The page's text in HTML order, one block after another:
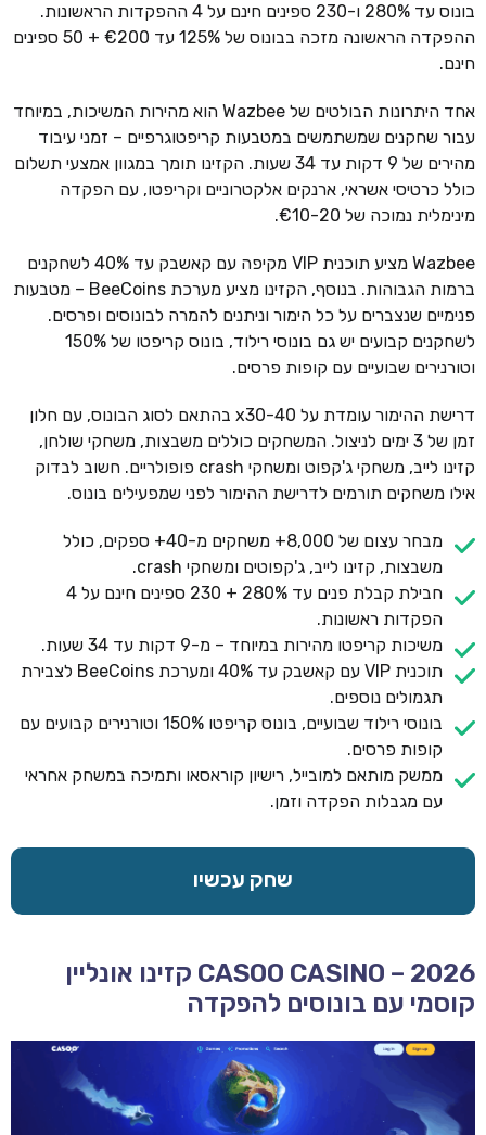
בונוס עד 280% ו-230 ספינים חינם על 4 ההפקדות הראשונות.
ההפקדה הראשונה מזכה בבונוס של 125% עד €200 + 50 ספינים
חינם.
אחד היתרונות הבולטים של Wazbee הוא מהירות המשיכות, במיוחד
עבור שחקנים שמשתמשים במטבעות קריפטוגרפיים – זמני עיבוד
מהירים של 9 דקות עד 34 שעות. הקזינו תומך במגוון אמצעי תשלום
כולל כרטיסי אשראי, ארנקים אלקטרוניים וקריפטו, עם הפקדה
מינימלית נמוכה של €10-20.
Wazbee מציע תוכנית VIP מקיפה עם קאשבק עד 40% לשחקנים
ברמות הגבוהות. בנוסף, הקזינו מציע מערכת BeeCoins – מטבעות
פנימיים שנצברים על כל הימור וניתנים להמרה לבונוסים ופרסים.
לשחקנים קבועים יש גם בונוסי רילוד, בונוס קריפטו של 150%
וטורנירים שבועיים עם קופות פרסים.
דרישת ההימור עומדת על x30-40 בהתאם לסוג הבונוס, עם חלון
זמן של 3 ימים לניצול. המשחקים כוללים משבצות, משחקי שולחן,
קזינו לייב, משחקי ג'קפוט ומשחקי crash פופולריים. חשוב לבדוק
אילו משחקים תורמים לדרישת ההימור לפני שמפעילים בונוס.
מבחר עצום של 8,000+ משחקים מ-40+ ספקים, כולל
משבצות, קזינו לייב, ג'קפוטים ומשחקי crash.
חבילת קבלת פנים עד 280% + 230 ספינים חינם על 4
הפקדות ראשונות.
משיכות קריפטו מהירות במיוחד – מ-9 דקות עד 34 שעות.
תוכנית VIP עם קאשבק עד 40% ומערכת BeeCoins לצבירת
תגמולים נוספים.
בונוסי רילוד שבועיים, בונוס קריפטו 150% וטורנירים קבועים עם
קופות פרסים.
ממשק מותאם למובייל, רישיון קוראסאו ותמיכה במשחק אחראי
עם מגבלות הפקדה וזמן.
שחק עכשיו
CASOO CASINO – 2026 קזינו אונליין
קוסמי עם בונוסים להפקדה